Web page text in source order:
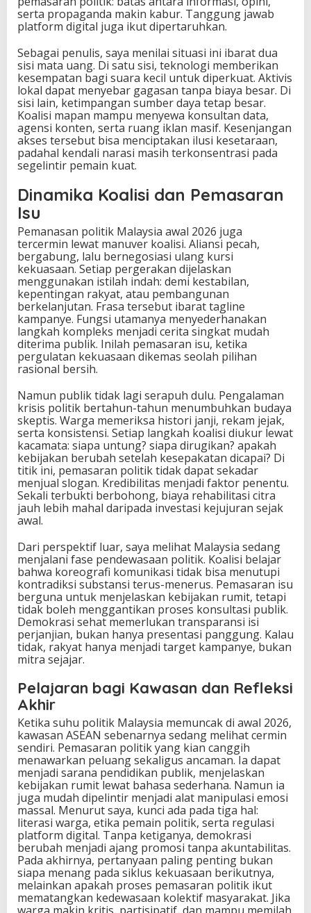
serta propaganda makin kabur. Tanggung jawab
platform digital juga ikut dipertaruhkan.
Sebagai penulis, saya menilai situasi ini ibarat dua
sisi mata uang. Di satu sisi, teknologi memberikan
kesempatan bagi suara kecil untuk diperkuat. Aktivis
lokal dapat menyebar gagasan tanpa biaya besar. Di
sisi lain, ketimpangan sumber daya tetap besar.
Koalisi mapan mampu menyewa konsultan data,
agensi konten, serta ruang iklan masif. Kesenjangan
akses tersebut bisa menciptakan ilusi kesetaraan,
padahal kendali narasi masih terkonsentrasi pada
segelintir pemain kuat.
Dinamika Koalisi dan Pemasaran
Isu
Pemanasan politik Malaysia awal 2026 juga
tercermin lewat manuver koalisi. Aliansi pecah,
bergabung, lalu bernegosiasi ulang kursi
kekuasaan. Setiap pergerakan dijelaskan
menggunakan istilah indah: demi kestabilan,
kepentingan rakyat, atau pembangunan
berkelanjutan. Frasa tersebut ibarat tagline
kampanye. Fungsi utamanya menyederhanakan
langkah kompleks menjadi cerita singkat mudah
diterima publik. Inilah pemasaran isu, ketika
pergulatan kekuasaan dikemas seolah pilihan
rasional bersih.
Namun publik tidak lagi serapuh dulu. Pengalaman
krisis politik bertahun-tahun menumbuhkan budaya
skeptis. Warga memeriksa histori janji, rekam jejak,
serta konsistensi. Setiap langkah koalisi diukur lewat
kacamata: siapa untung? siapa dirugikan? apakah
kebijakan berubah setelah kesepakatan dicapai? Di
titik ini, pemasaran politik tidak dapat sekadar
menjual slogan. Kredibilitas menjadi faktor penentu.
Sekali terbukti berbohong, biaya rehabilitasi citra
jauh lebih mahal daripada investasi kejujuran sejak
awal.
Dari perspektif luar, saya melihat Malaysia sedang
menjalani fase pendewasaan politik. Koalisi belajar
bahwa koreografi komunikasi tidak bisa menutupi
kontradiksi substansi terus-menerus. Pemasaran isu
berguna untuk menjelaskan kebijakan rumit, tetapi
tidak boleh menggantikan proses konsultasi publik.
Demokrasi sehat memerlukan transparansi isi
perjanjian, bukan hanya presentasi panggung. Kalau
tidak, rakyat hanya menjadi target kampanye, bukan
mitra sejajar.
Pelajaran bagi Kawasan dan Refleksi
Akhir
Ketika suhu politik Malaysia memuncak di awal 2026,
kawasan ASEAN sebenarnya sedang melihat cermin
sendiri. Pemasaran politik yang kian canggih
menawarkan peluang sekaligus ancaman. Ia dapat
menjadi sarana pendidikan publik, menjelaskan
kebijakan rumit lewat bahasa sederhana. Namun ia
juga mudah dipelintir menjadi alat manipulasi emosi
massal. Menurut saya, kunci ada pada tiga hal:
literasi warga, etika pemain politik, serta regulasi
platform digital. Tanpa ketiganya, demokrasi
berubah menjadi ajang promosi tanpa akuntabilitas.
Pada akhirnya, pertanyaan paling penting bukan
siapa menang pada siklus kekuasaan berikutnya,
melainkan apakah proses pemasaran politik ikut
mematangkan kedewasaan kolektif masyarakat. Jika